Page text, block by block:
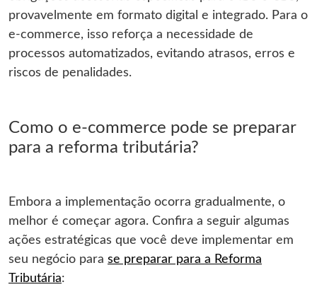
provavelmente em formato digital e integrado. Para o
e-commerce, isso reforça a necessidade de
processos automatizados, evitando atrasos, erros e
riscos de penalidades.
Como o e-commerce pode se preparar
para a reforma tributária?
Embora a implementação ocorra gradualmente, o
melhor é começar agora. Confira a seguir algumas
ações estratégicas que você deve implementar em
seu negócio para se preparar para a Reforma
Tributária: